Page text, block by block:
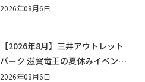
ゃん向けイベントに出演しません
2026年08月6日
【2026年8月】三井アウトレット
パーク 滋賀竜王の夏休みイベント
まとめ！びしょぬれ水あそび・激
2026年08月6日